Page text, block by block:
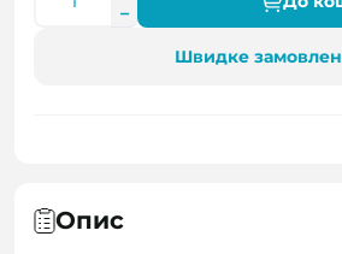
Швидке
Опис